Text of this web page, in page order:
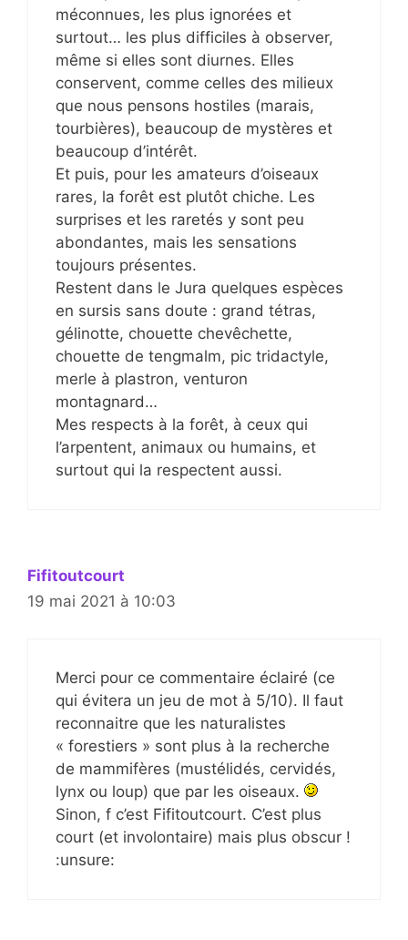
méconnues, les plus ignorées et
surtout… les plus difficiles à observer,
même si elles sont diurnes. Elles
conservent, comme celles des milieux
que nous pensons hostiles (marais,
tourbières), beaucoup de mystères et
beaucoup d’intérêt.
Et puis, pour les amateurs d’oiseaux
rares, la forêt est plutôt chiche. Les
surprises et les raretés y sont peu
abondantes, mais les sensations
toujours présentes.
Restent dans le Jura quelques espèces
en sursis sans doute : grand tétras,
gélinotte, chouette chevêchette,
chouette de tengmalm, pic tridactyle,
merle à plastron, venturon
montagnard…
Mes respects à la forêt, à ceux qui
l’arpentent, animaux ou humains, et
surtout qui la respectent aussi.
Fifitoutcourt
19 mai 2021 à 10:03
Merci pour ce commentaire éclairé (ce
qui évitera un jeu de mot à 5/10). Il faut
reconnaitre que les naturalistes
« forestiers » sont plus à la recherche
de mammifères (mustélidés, cervidés,
lynx ou loup) que par les oiseaux.
Sinon, f c’est Fifitoutcourt. C’est plus
court (et involontaire) mais plus obscur !
:unsure: